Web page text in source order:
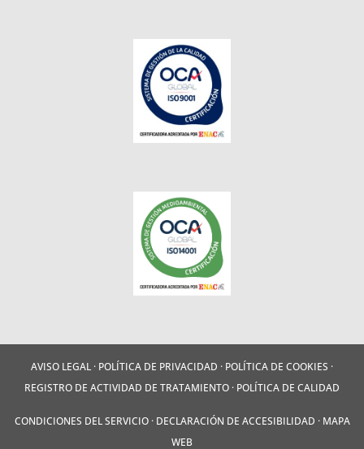
AVISO LEGAL · POLÍTICA DE PRIVACIDAD · POLÍTICA DE COOKIES ·
REGISTRO DE ACTIVIDAD DE TRATAMIENTO · POLÍTICA DE CALIDAD
CONDICIONES DEL SERVICIO· DECLARACIÓN DE ACCESIBILIDAD · MAPA
WEB